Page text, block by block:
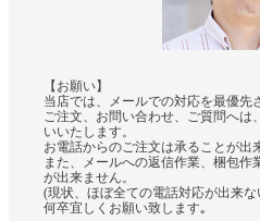
【お願い】
当店では、メールでの対応を最優先
ご注文、お問い合わせ、ご質問へは
いいたします。
お電話からのご注文は承ることが出
また、メールへの返信作業、梱包作
が出来ません。
(現状、ほぼ全ての電話対応が出来
何卒宜しくお願い致します｡